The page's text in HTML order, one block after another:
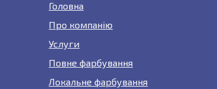
Головна
Про компанію
Услуги
Повне фарбування
Локальне фарбування